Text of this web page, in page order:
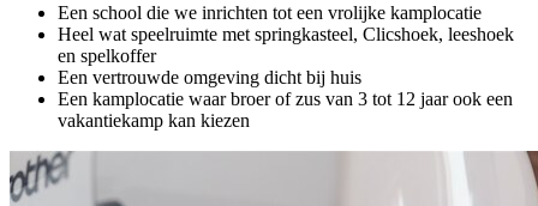
Een school die we inrichten tot een vrolijke kamplocatie
Heel wat speelruimte met springkasteel, Clicshoek, leeshoek
en spelkoffer
Een vertrouwde omgeving dicht bij huis
Een kamplocatie waar broer of zus van 3 tot 12 jaar ook een
vakantiekamp kan kiezen